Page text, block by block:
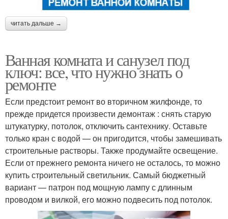
читать дальше →
Ванная комната и санузел под
ключ: все, что нужно знать о
ремонте
Если предстоит ремонт во вторичном жилфонде, то
прежде придется произвести демонтаж : снять старую
штукатурку, потолок, отключить сантехнику. Оставьте
только кран с водой — он пригодится, чтобы замешивать
строительные растворы. Также продумайте освещение.
Если от прежнего ремонта ничего не осталось, то можно
купить строительный светильник. Самый бюджетный
вариант — патрон под мощную лампу с длинным
проводом и вилкой, его можно подвесить под потолок.